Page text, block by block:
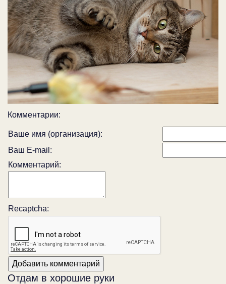
Комментарии:
Ваше имя (организация):
Ваш E-mail:
Комментарий:
Recaptcha:
Отдам в хорошие руки